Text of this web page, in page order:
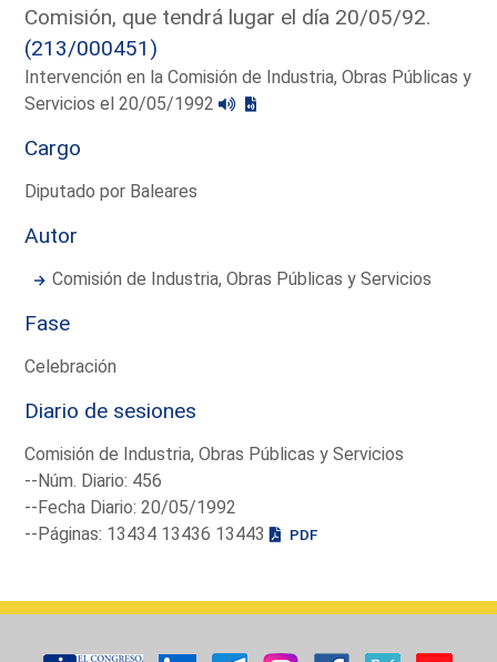
Comisión, que tendrá lugar el día 20/05/92.
(213/000451)
Intervención en la Comisión de Industria, Obras Públicas y
Servicios el 20/05/1992
Cargo
Diputado por Baleares
Autor
Comisión de Industria, Obras Públicas y Servicios
Fase
Celebración
Diario de sesiones
Comisión de Industria, Obras Públicas y Servicios
--Núm. Diario: 456
--Fecha Diario: 20/05/1992
--Páginas: 13434 13436 13443
PDF